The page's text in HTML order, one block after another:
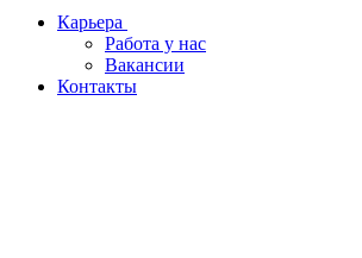
Карьера
Работа у нас
Вакансии
Контакты